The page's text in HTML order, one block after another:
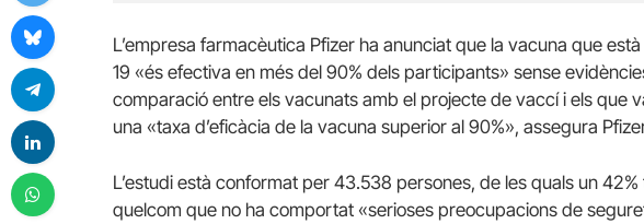
L’empresa farmacèutica Pfizer ha anunciat que la vacuna que
19 «és efectiva en més del 90% dels participants» sense
comparació entre els vacunats amb el projecte de vaccí i els que
una «taxa d’eficàcia de la vacuna superior al 90%», assegura
L’estudi està conformat per 43.538 persones, de les quals un
quelcom que no ha comportat «serioses preocupacions de